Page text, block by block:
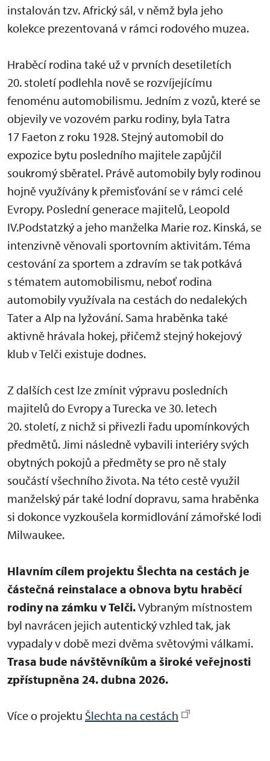
instalován tzv. Africký sál, v němž byla jeho
kolekce prezentovaná v rámci rodového muzea.
Hraběcí rodina také už v prvních desetiletích
20. století podlehla nově se rozvíjejícímu
fenoménu automobilismu. Jedním z vozů, které se
objevily ve vozovém parku rodiny, byla Tatra
17 Faeton z roku 1928. Stejný automobil do
expozice bytu posledního majitele zapůjčil
soukromý sběratel. Právě automobily byly rodinou
hojně využívány k přemisťování se v rámci celé
Evropy. Poslední generace majitelů, Leopold
IV.Podstatzký a jeho manželka Marie roz. Kinská, se
intenzivně věnovali sportovním aktivitám. Téma
cestování za sportem a zdravím se tak potkává
s tématem automobilismu, neboť rodina
automobily využívala na cestách do nedalekých
Tater a Alp na lyžování. Sama hraběnka také
aktivně hrávala hokej, přičemž stejný hokejový
klub v Telči existuje dodnes.
Z dalších cest lze zmínit výpravu posledních
majitelů do Evropy a Turecka ve 30. letech
20. století, z nichž si přivezli řadu upomínkových
předmětů. Jimi následně vybavili interiéry svých
obytných pokojů a předměty se pro ně staly
součástí všechního života. Na této cestě využil
manželský pár také lodní dopravu, sama hraběnka
si dokonce vyzkoušela kormidlování zámořské lodi
Milwaukee.
Hlavním cílem projektu Šlechta na cestách je
částečná reinstalace a obnova bytu hraběcí
rodiny na zámku v Telči.Vybraným místnostem
byl navrácen jejich autentický vzhled tak, jak
vypadaly v době mezi dvěma světovými válkami.
Trasa bude návštěvníkům a široké veřejnosti
zpřístupněna 24. dubna 2026.
Více o projektu Šlechta na cestách